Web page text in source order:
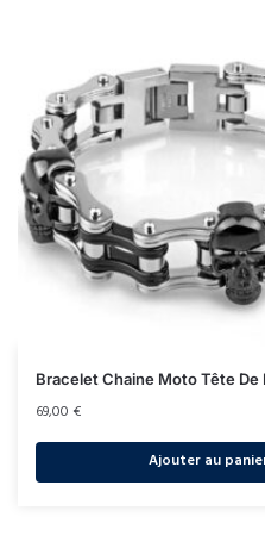
Bracelet Chaine Moto Tête De
69,00 €
Ajouter au